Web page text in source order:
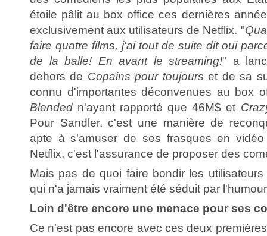
étoile pâlit au box office ces dernières
exclusivement aux utilisateurs de Netflix. "
faire quatre films, j'ai tout de suite dit oui
de la balle! En avant le streaming!" a
dehors de Copains pour toujours et de sa
connu d'importantes déconvenues au box
Blended n'ayant rapporté que 46M$ et
Pour Sandler, c'est une manière de
apte à s'amuser de ses frasques en
Netflix, c'est l'assurance de proposer des
Mais pas de quoi faire bondir les
qui n'a jamais vraiment été séduit par
Loin d'être encore une menace pour ses
Ce n'est pas encore avec ces deux